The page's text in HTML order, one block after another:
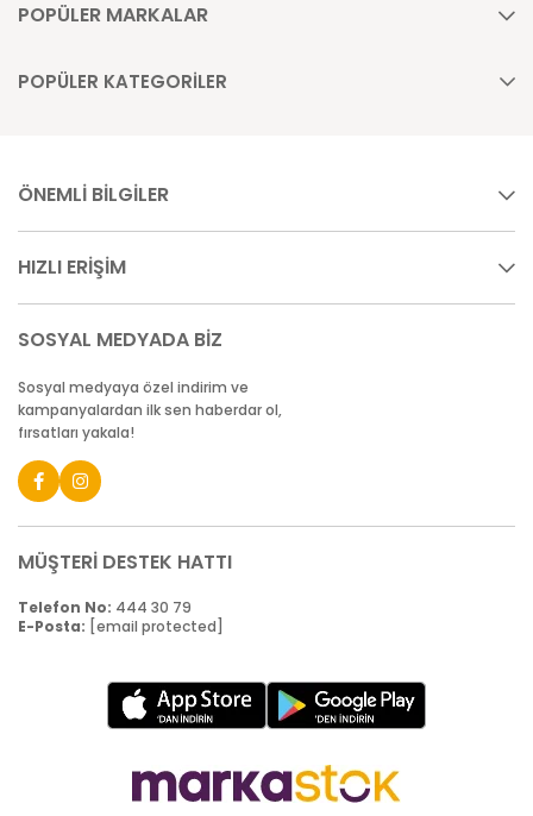
POPÜLER MARKALAR
POPÜLER KATEGORİLER
ÖNEMLİ BİLGİLER
HIZLI ERİŞİM
SOSYAL MEDYADA BİZ
Sosyal medyaya özel indirim ve
kampanyalardan ilk sen haberdar ol,
fırsatları yakala!
MÜŞTERİ DESTEK HATTI
Telefon No: 444 30 79
E-Posta: [email protected]